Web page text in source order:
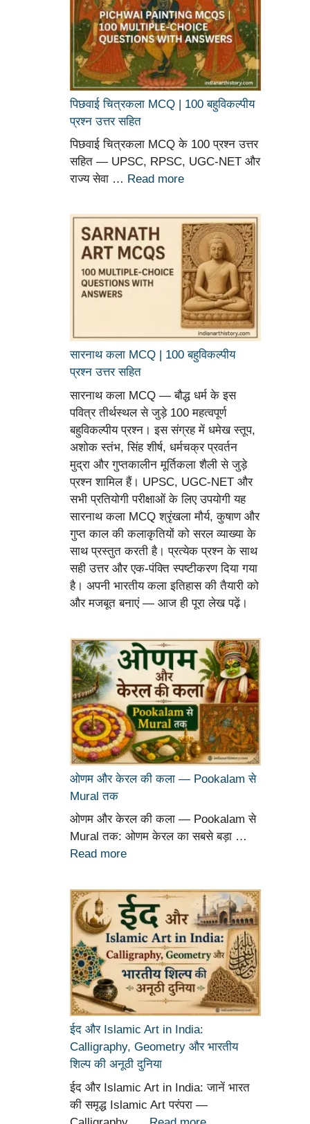
पिछवाई चित्रकला MCQ | 100 बहुविकल्पीय
प्रश्न उत्तर सहित
पिछवाई चित्रकला MCQ के 100 प्रश्न उत्तर
सहित — UPSC, RPSC, UGC-NET और
राज्य सेवा … Read more
सारनाथ कला MCQ | 100 बहुविकल्पीय
प्रश्न उत्तर सहित
सारनाथ कला MCQ — बौद्ध धर्म के इस
पवित्र तीर्थस्थल से जुड़े 100 महत्वपूर्ण
बहुविकल्पीय प्रश्न। इस संग्रह में धमेख स्तूप,
अशोक स्तंभ, सिंह शीर्ष, धर्मचक्र प्रवर्तन
मुद्रा और गुप्तकालीन मूर्तिकला शैली से जुड़े
प्रश्न शामिल हैं। UPSC, UGC-NET और
सभी प्रतियोगी परीक्षाओं के लिए उपयोगी यह
सारनाथ कला MCQ श्रृंखला मौर्य, कुषाण और
गुप्त काल की कलाकृतियों को सरल व्याख्या के
साथ प्रस्तुत करती है। प्रत्येक प्रश्न के साथ
सही उत्तर और एक-पंक्ति स्पष्टीकरण दिया गया
है। अपनी भारतीय कला इतिहास की तैयारी को
और मजबूत बनाएं — आज ही पूरा लेख पढ़ें।
ओणम और केरल की कला — Pookalam से
Mural तक
ओणम और केरल की कला — Pookalam से
Mural तक: ओणम केरल का सबसे बड़ा …
Read more
ईद और Islamic Art in India:
Calligraphy, Geometry और भारतीय
शिल्प की अनूठी दुनिया
ईद और Islamic Art in India: जानें भारत
की समृद्ध Islamic Art परंपरा —